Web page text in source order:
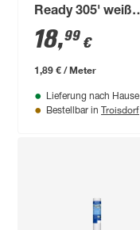
Ready 305' weiß
0,53 x 10,05 m
18,99 €
1,89 € / Meter
Lieferung nach Hause
Bestellbar in Troisdorf